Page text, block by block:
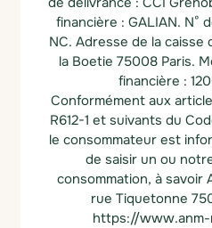
financière : GALIAN. N°
NC. Adresse de la caisse
la Boetie 75008 Paris.
financière :
Conformément aux
R612-1 et suivants du
le consommateur est
de saisir un ou
consommation, à savoir
rue Tiquetonne
https://